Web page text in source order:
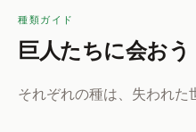
種類ガイド
巨人たちに会おう
それぞれの種は、失われた